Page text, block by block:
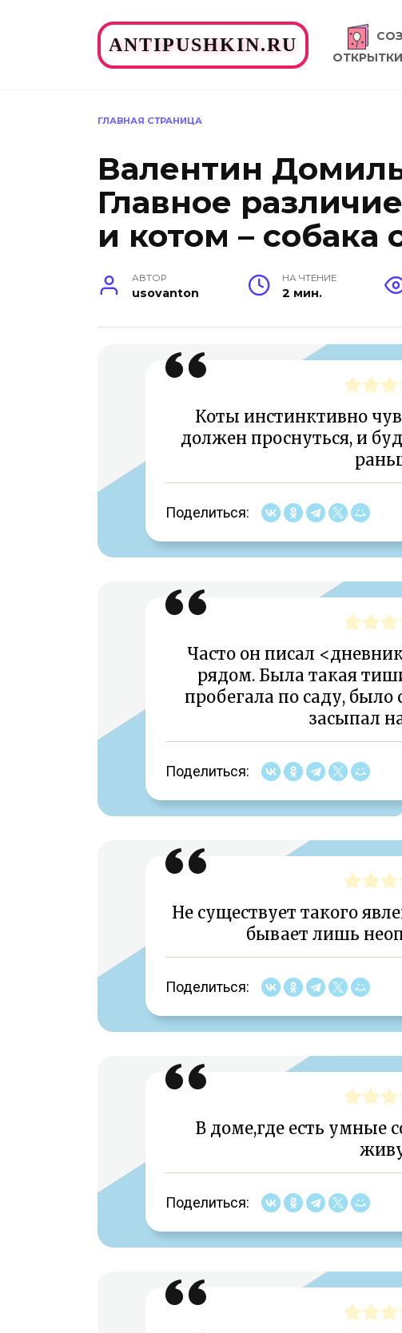
ANTIPUSHKIN.RU
ОТКРЫТКИ
ГЛАВНАЯ СТРАНИЦА
Валентин
Главное
и котом – собака
АВТОР
usovanton
НА ЧТЕНИЕ
2 мин.
Коты инстинктивно
должен проснуться, и
Поделиться:
Часто он писал
рядом. Была такая
пробегала по саду,
засыпал
Поделиться:
Не существует такого
бывает лишь
Поделиться:
В доме,где есть умные
Поделиться: